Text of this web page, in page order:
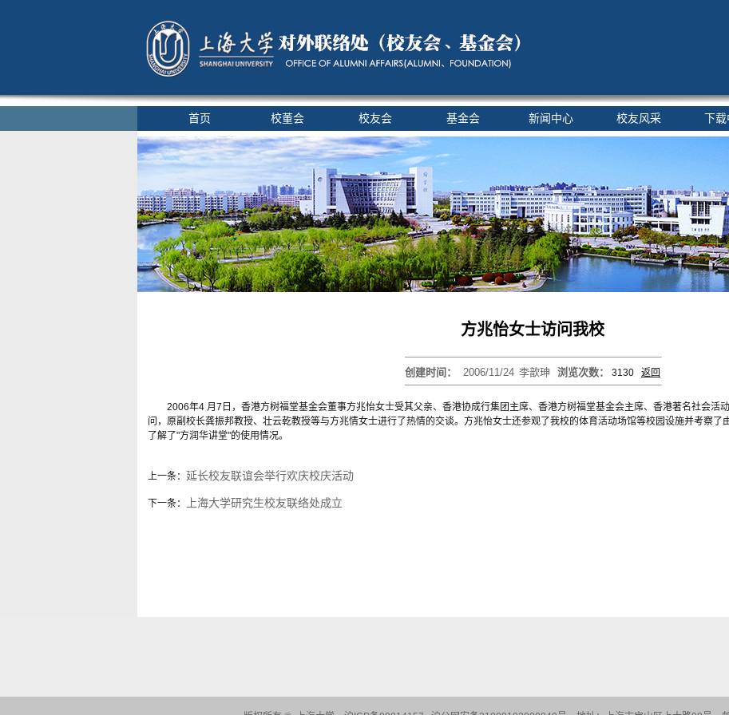
首页 校董会 校友会 基金会 新闻中心 校友风采 下载
方兆怡女士访问我校
创建时间： 2006/11/24 李歆珅 浏览次数： 3130 返回
2006年4 月 7 日，香港方树福堂基金会董事方兆怡女士受其父亲、香港协成行集团主席、香港方树福堂基金会主席、香港著名社会活
问，原副校长龚振邦教授、壮云乾教授等与方兆情女士进行了热情的交谈。方兆怡女士还参观了我校的体育活动场馆等校园设施并考察了
了解了"方润华讲堂"的使用情况。
上一条： 延长校友联谊会举行欢庆校庆活动
下一条： 上海大学研究生校友联络处成立